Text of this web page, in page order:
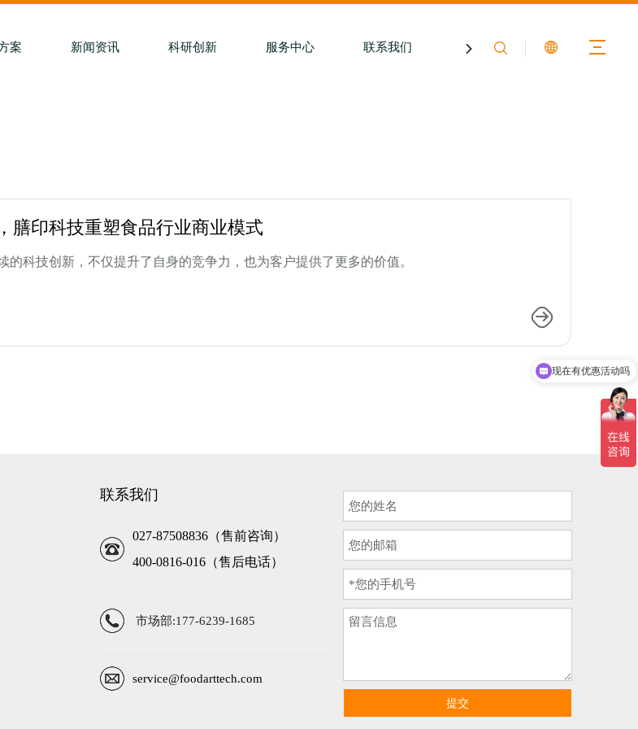
案 新闻资讯 科研创新 服务中心 联系我们 关于膳印
膳印科技重塑食品行业商业模式
的科技创新，不仅提升了自身的竞争力，也为客户提供了更多的价值。
联系我们
027-87508836（售前咨询）
400-0816-016（售后电话）
市场部:177-6239-1685
service@foodarttech.com
提交
现在有优惠活动吗